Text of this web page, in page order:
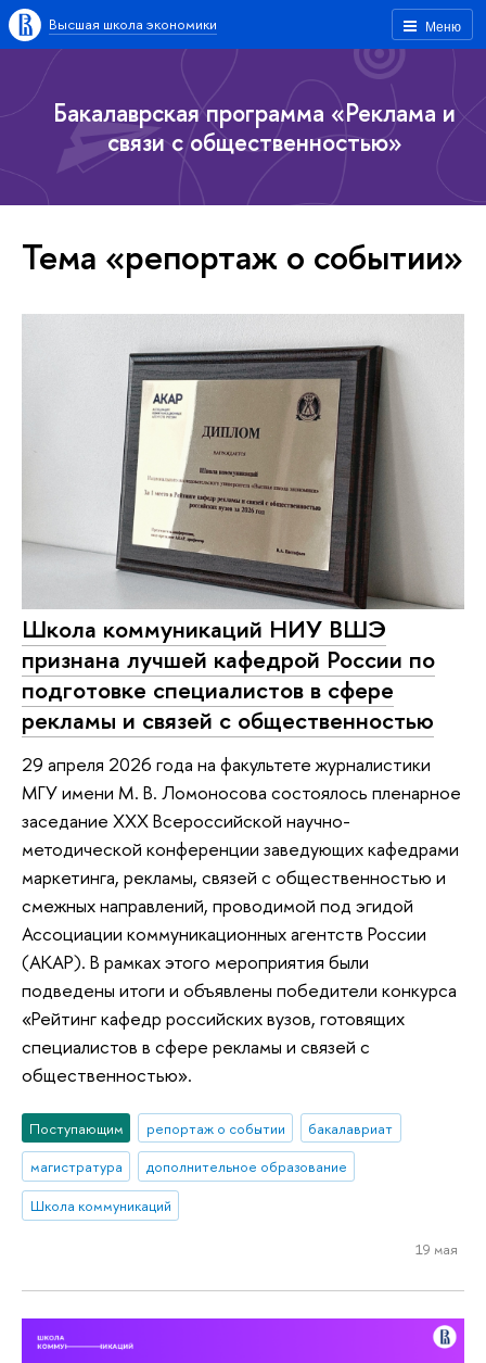
Меню
Высшая школа экономики
Бакалаврская программа «Реклама и
связи с общественностью»
Тема «репортаж о событии»
Школа коммуникаций НИУ ВШЭ
признана лучшей кафедрой России по
подготовке специалистов в сфере
рекламы и связей с общественностью
29 апреля 2026 года на факультете журналистики
МГУ имени М. В. Ломоносова состоялось пленарное
заседание XXX Всероссийской научно-
методической конференции заведующих кафедрами
маркетинга, рекламы, связей с общественностью и
смежных направлений, проводимой под эгидой
Ассоциации коммуникационных агентств России
(АКАР). В рамках этого мероприятия были
подведены итоги и объявлены победители конкурса
«Рейтинг кафедр российских вузов, готовящих
специалистов в сфере рекламы и связей с
общественностью».
Поступающим репортаж о событии
бакалавриат
магистратура
дополнительное образование
Школа коммуникаций
19 мая